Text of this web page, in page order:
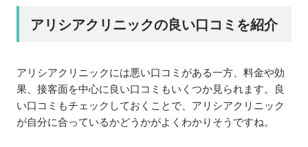
アリシアクリニックの良い口コミを紹介
アリシアクリニックには悪い口コミがある一方、料金や効
果、接客面を中心に良い口コミもいくつか見られます。良
い口コミもチェックしておくことで、アリシアクリニック
が自分に合っているかどうかがよくわかりそうですね。